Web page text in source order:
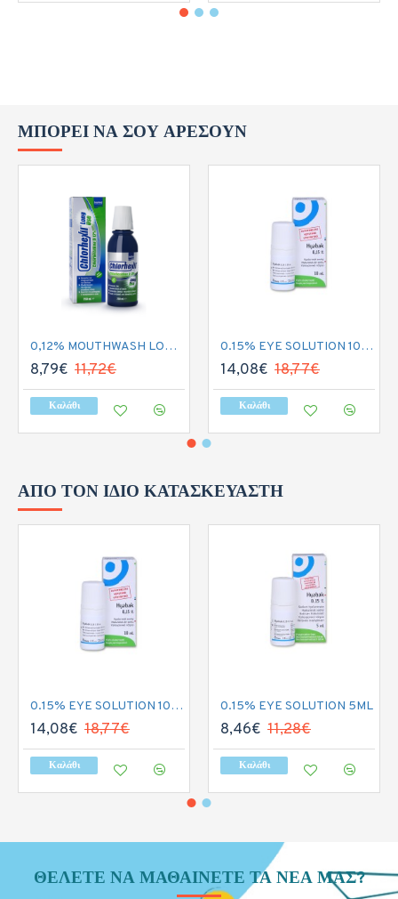
ΜΠΟΡΕΊ ΝΑ ΣΟΥ ΑΡΈΣΟΥΝ
0,12% MOUTHWASH LONG USE 250ML
8,79€ 11,72€
Καλάθι
0.15% EYE SOLUTION 10ML
14,08€ 18,77€
Καλάθι
ΑΠΌ ΤΟΝ ΊΔΙΟ ΚΑΤΑΣΚΕΥΑΣΤΉ
0.15% EYE SOLUTION 10ML
14,08€ 18,77€
Καλάθι
0.15% EYE SOLUTION 5ML
8,46€ 11,28€
Καλάθι
ΘΈΛΕΤΕ ΝΑ ΜΑΘΑΊΝΕΤΕ ΤΑ ΝΈΑ ΜΑΣ?